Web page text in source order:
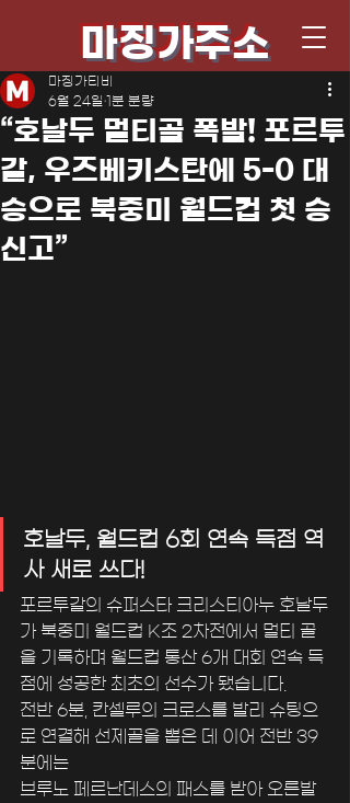
마징가주소
“호날두 멀티골 폭발! 포르투
갈, 우즈베키스탄에 5-0 대
승으로 북중미 월드컵 첫 승
신고”
마징가티비
6월 24일 1분 분량
호날두, 월드컵 6회 연속 득점 역
사 새로 쓰다!
포르투갈의 슈퍼스타 크리스티아누 호날두
가 북중미 월드컵 K조 2차전에서 멀티 골
을 기록하며 월드컵 통산 6개 대회 연속 득
점에 성공한 최초의 선수가 됐습니다.
전반 6분, 칸셀루의 크로스를 발리 슈팅으
로 연결해 선제골을 뽑은 데 이어 전반 39
분에는
브루노 페르난데스의 패스를 받아 오른발